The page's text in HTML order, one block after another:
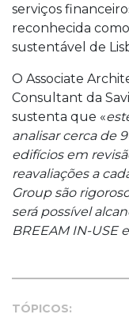
serviços
reconhecida
sustentável de
O Associate
Consultant da
sustenta que «
analisar cerca de
edifícios em
reavaliações a
Group são
será possível
BREEAM IN-USE
TÓPICOS: